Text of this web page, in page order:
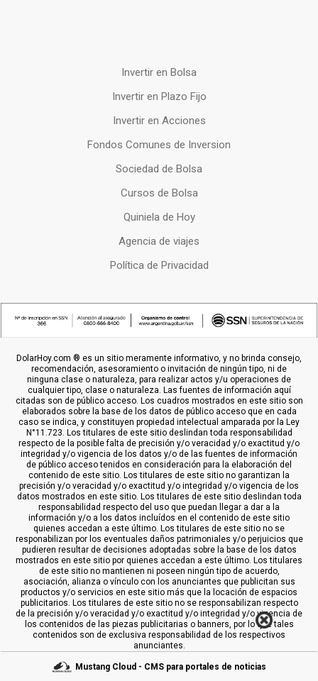
Invertir en Bolsa
Invertir en Plazo Fijo
Invertir en Acciones
Fondos Comunes de Inversion
Sociedad de Bolsa
Cursos de Bolsa
Quiniela de Hoy
Agencia de viajes
Política de Privacidad
DolarHoy.com ® es un sitio meramente informativo, y no brinda consejo,
recomendación, asesoramiento o invitación de ningún tipo, ni de
ninguna clase o naturaleza, para realizar actos y/u operaciones de
cualquier tipo, clase o naturaleza. Las fuentes de información aquí
citadas son de público acceso. Los cuadros mostrados en este sitio son
elaborados sobre la base de los datos de público acceso que en cada
caso se indica, y constituyen propiedad intelectual amparada por la Ley
N°11.723. Los titulares de este sitio deslindan toda responsabilidad
respecto de la posible falta de precisión y/o veracidad y/o exactitud y/o
integridad y/o vigencia de los datos y/o de las fuentes de información
de público acceso tenidos en consideración para la elaboración del
contenido de este sitio. Los titulares de este sitio no garantizan la
precisión y/o veracidad y/o exactitud y/o integridad y/o vigencia de los
datos mostrados en este sitio. Los titulares de este sitio deslindan toda
responsabilidad respecto del uso que puedan llegar a dar a la
información y/o a los datos incluídos en el contenido de este sitio
quienes accedan a este último. Los titulares de este sitio no se
responabilizan por los eventuales daños patrimoniales y/o perjuicios que
pudieren resultar de decisiones adoptadas sobre la base de los datos
mostrados en este sitio por quienes accedan a este último. Los titulares
de este sitio no mantienen ni poseen ningún tipo de acuerdo,
asociación, alianza o vínculo con los anunciantes que publicitan sus
productos y/o servicios en este sitio más que la locación de espacios
publicitarios. Los titulares de este sitio no se responsabilizan respecto
de la precisión y/o veracidad y/o exactitud y/o integridad y/o vigencia de
los contenidos de las piezas publicitarias o banners, por lo que tales
contenidos son de exclusiva responsabilidad de los respectivos
anunciantes.
Mustang Cloud - CMS para portales de noticias